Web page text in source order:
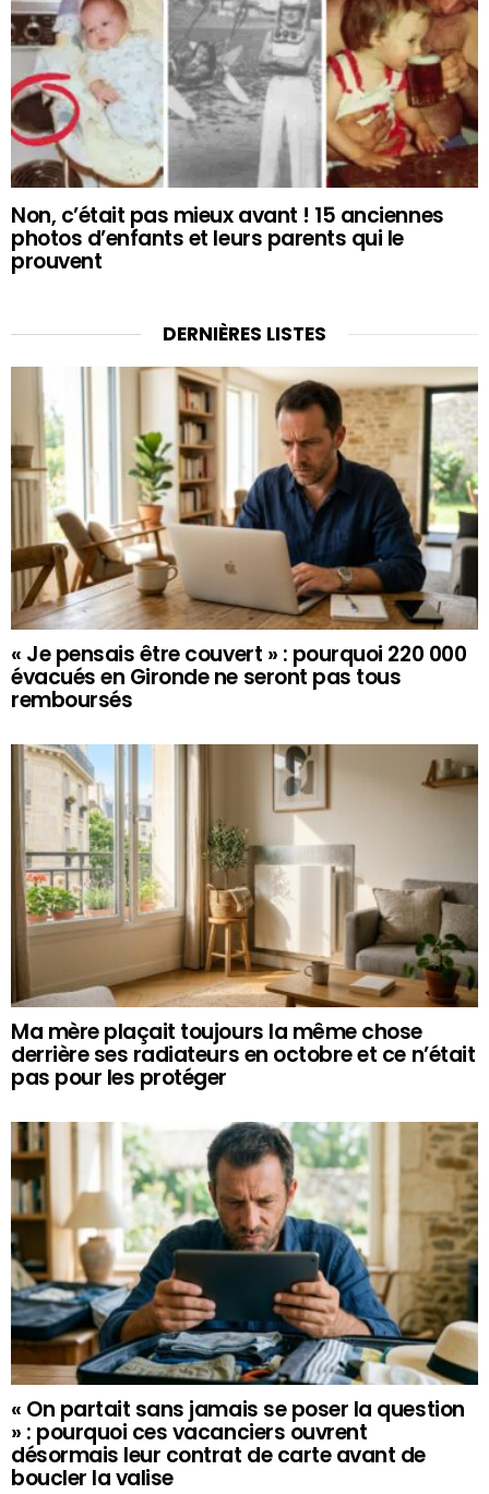
Non, c’était pas mieux avant ! 15 anciennes
photos d’enfants et leurs parents qui le
prouvent
DERNIÈRES LISTES
« Je pensais être couvert » : pourquoi 220 000
évacués en Gironde ne seront pas tous
remboursés
Ma mère plaçait toujours la même chose
derrière ses radiateurs en octobre et ce n’était
pas pour les protéger
« On partait sans jamais se poser la question
» : pourquoi ces vacanciers ouvrent
désormais leur contrat de carte avant de
boucler la valise